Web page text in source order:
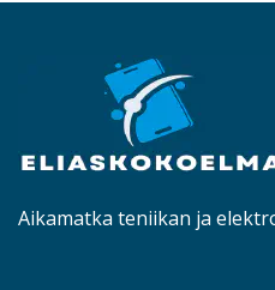
Aikamatka teniikan ja